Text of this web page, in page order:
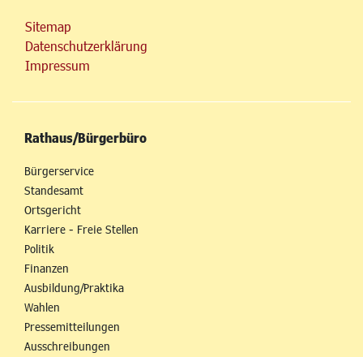
Sitemap
Datenschutzerklärung
Impressum
Rathaus/Bürgerbüro
Bürgerservice
Standesamt
Ortsgericht
Karriere - Freie Stellen
Politik
Finanzen
Ausbildung/Praktika
Wahlen
Pressemitteilungen
Ausschreibungen